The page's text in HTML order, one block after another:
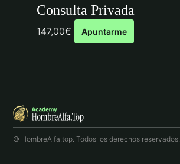
Consulta Privada
147,00€ Apuntarme
© HombreAlfa.top. Todos los derechos reservados.